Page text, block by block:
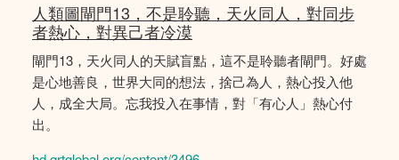
人類圖閘門13，不是聆聽，天火同人，對同步
者熱心，對異己者冷漠
閘門13，天火同人的天賦盲點，這不是聆聽者閘門。好處
是心地善良，世界大同的想法，捨己為人，熱心投入他
人，成全大局。忘我投入在事情，對「有心人」熱心付
出。